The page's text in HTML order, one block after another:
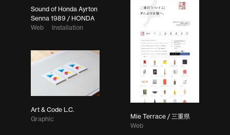
Sound of Honda Ayrton
Senna 1989 / HONDA
Web
Installation
Mie Terrace / 三重県
Web
Art & Code L.C.
Graphic